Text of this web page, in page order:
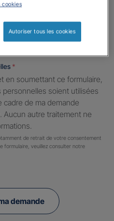
*
en soumettant ce formulaire,
soient utilisées
cadre de ma demande
Aucun autre traitement ne
de retrait de votre consentement
formulaire, veuillez consulter notre
demande
cookies
Autoriser tous les cookies